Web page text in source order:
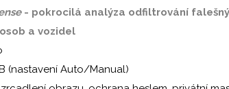
- pokrocilá analýza odfiltrování
a vozidel
(nastavení Auto/Manual)